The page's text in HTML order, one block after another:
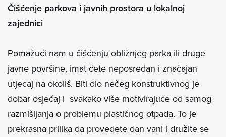
Čišćenje parkova i javnih prostora u lokalnoj
zajednici
Pomažući nam u čišćenju obližnjeg parka ili druge
javne površine, imat ćete neposredan i značajan
utjecaj na okoliš. Biti dio nečeg konstruktivnog je
dobar osjećaj i svakako više motivirajuće od samog
razmišljanja o problemu plastičnog otpada. To je
prekrasna prilika da provedete dan vani i družite se